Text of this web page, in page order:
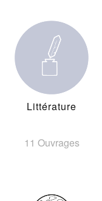
Littérature
11 Ouvrages